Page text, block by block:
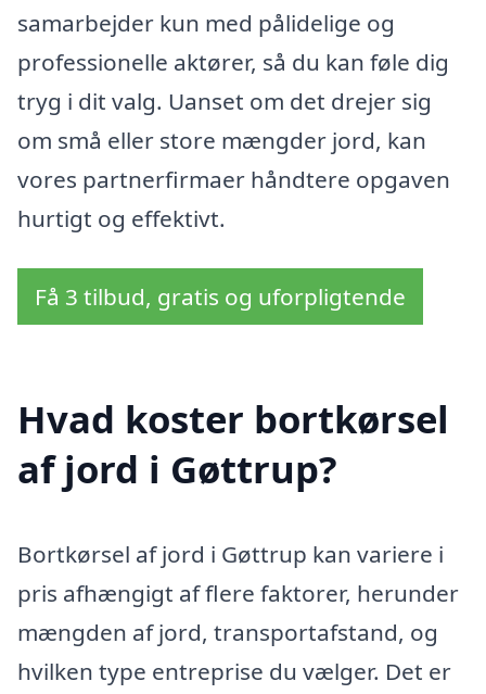
samarbejder kun med pålidelige og
professionelle aktører, så du kan føle dig
tryg i dit valg. Uanset om det drejer sig
om små eller store mængder jord, kan
vores partnerfirmaer håndtere opgaven
hurtigt og effektivt.
Få 3 tilbud, gratis og uforpligtende
Hvad koster bortkørsel
af jord i Gøttrup?
Bortkørsel af jord i Gøttrup kan variere i
pris afhængigt af flere faktorer, herunder
mængden af jord, transportafstand, og
hvilken type entreprise du vælger. Det er